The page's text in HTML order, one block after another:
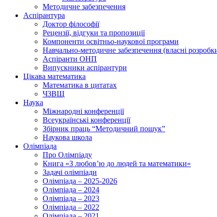
Методичне забезпечення
Аспірантура
Доктор філософії
Рецензії, відгуки та пропозиції
Компоненти освітньо-наукової програми
Навчально-методичне забезпечення (власні
Аспіранти ОНП
Випускники аспірантури
Цікава математика
Математика в цитатах
ЧЗВЩ
Наука
Міжнародні конференції
Всеукраїнські конференції
Збірник праць “Методичний пошук”
Наукова школа
Олімпіада
Про Олімпіаду
Книга «З любов’ю до людей та математики»
Задачі олімпіади
Олімпіада – 2025-2026
Олімпіада – 2024
Олімпіада – 2023
Олімпіада – 2022